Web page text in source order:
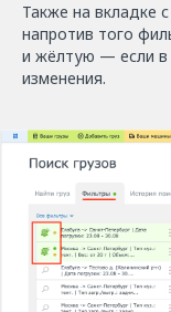
Также на вкладке
напротив того
и жёлтую — если в
изменения.